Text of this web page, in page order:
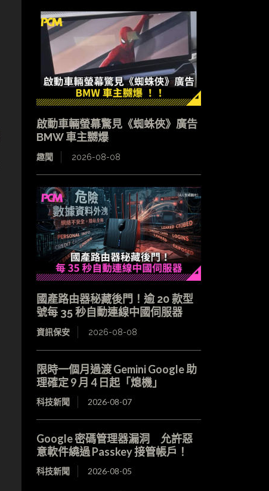
啟動車輛螢幕驚見《蜘蛛俠》廣告
BMW 車主嬲爆
趣聞 2026-08-08
國產路由器秘藏後門！逾 20 款型
號每 35 秒自動連線中國伺服器
資訊保安 2026-08-08
限時一個月過渡 Gemini Google 助
理確定 9 月 4 日起「熄機」
科技新聞 2026-08-07
Google 密碼管理器漏洞 允許惡
意軟件繞過 Passkey 接管帳戶！
科技新聞 2026-08-05